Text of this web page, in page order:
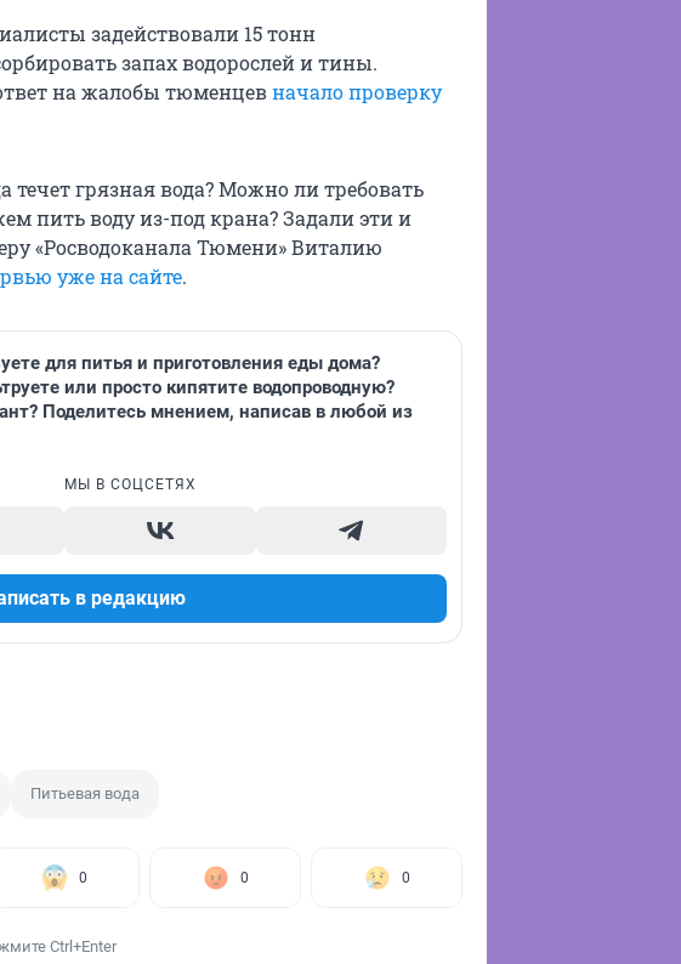
задействовали 15 тонн
запах водорослей и тины.
на жалобы тюменцевначало проверку
грязная вода? Можно ли требовать
пить воду из-под крана? Задали эти и
«Росводоканала Тюмени» Виталию
уже на сайте.
для питья и приготовления еды дома?
или просто кипятите водопроводную?
Поделитесь мнением, написав в любой из
МЫ В СОЦСЕТЯХ
в редакцию
Питьевая вода
0 0 0
Ctrl+Enter